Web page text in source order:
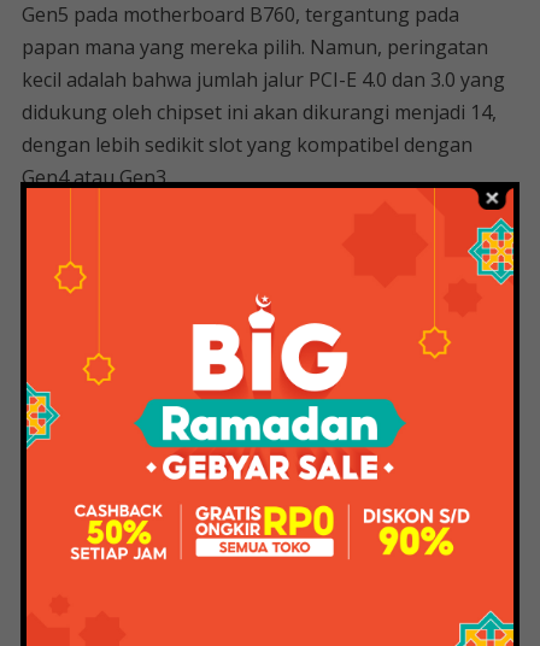
Gen5 pada motherboard B760, tergantung pada
papan mana yang mereka pilih. Namun, peringatan
kecil adalah bahwa jumlah jalur PCI-E 4.0 dan 3.0 yang
didukung oleh chipset ini akan dikurangi menjadi 14,
dengan lebih sedikit slot yang kompatibel dengan
Gen4 atau Gen3.
Hal lain yang perlu diperhatikan adalah bahwa semua
papan yang lebih baru ini sebagian besar kompatibel
dengan PCI-E Gen4, dengan Gen5 disertakan di sana-
sini tergantung pabrikannya. Ini sedikit berbeda dari
papan generasi ke-12 di mana PCI-E 5.0 disediakan
untuk papan kelas atas yang lebih mahal. Selain itu,
B660 umumnya memiliki lebih banyak slot PCI-E 3.0,
bukan PCI-E Gen4 yang lebih baru dalam contoh ini.
Bagi mereka yang telah berinvestasi dalam SSD Gen4
sekitar setahun terakhir, seharusnya ada cukup Gen4
tidak perlu khawatir kehilangan kecepatan yang baru